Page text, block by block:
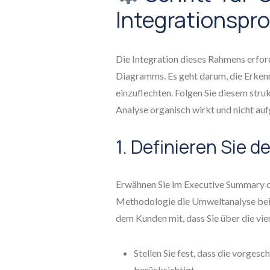
Die Integration dieses Rahmens
Diagramms. Es geht darum, die
einzuflechten. Folgen Sie diesem
Analyse organisch wirkt und nicht
1. Definieren Sie
Erwähnen Sie im Executive
Methodologie die Umweltanalyse
dem Kunden mit, dass Sie über die
Stellen Sie fest, dass die